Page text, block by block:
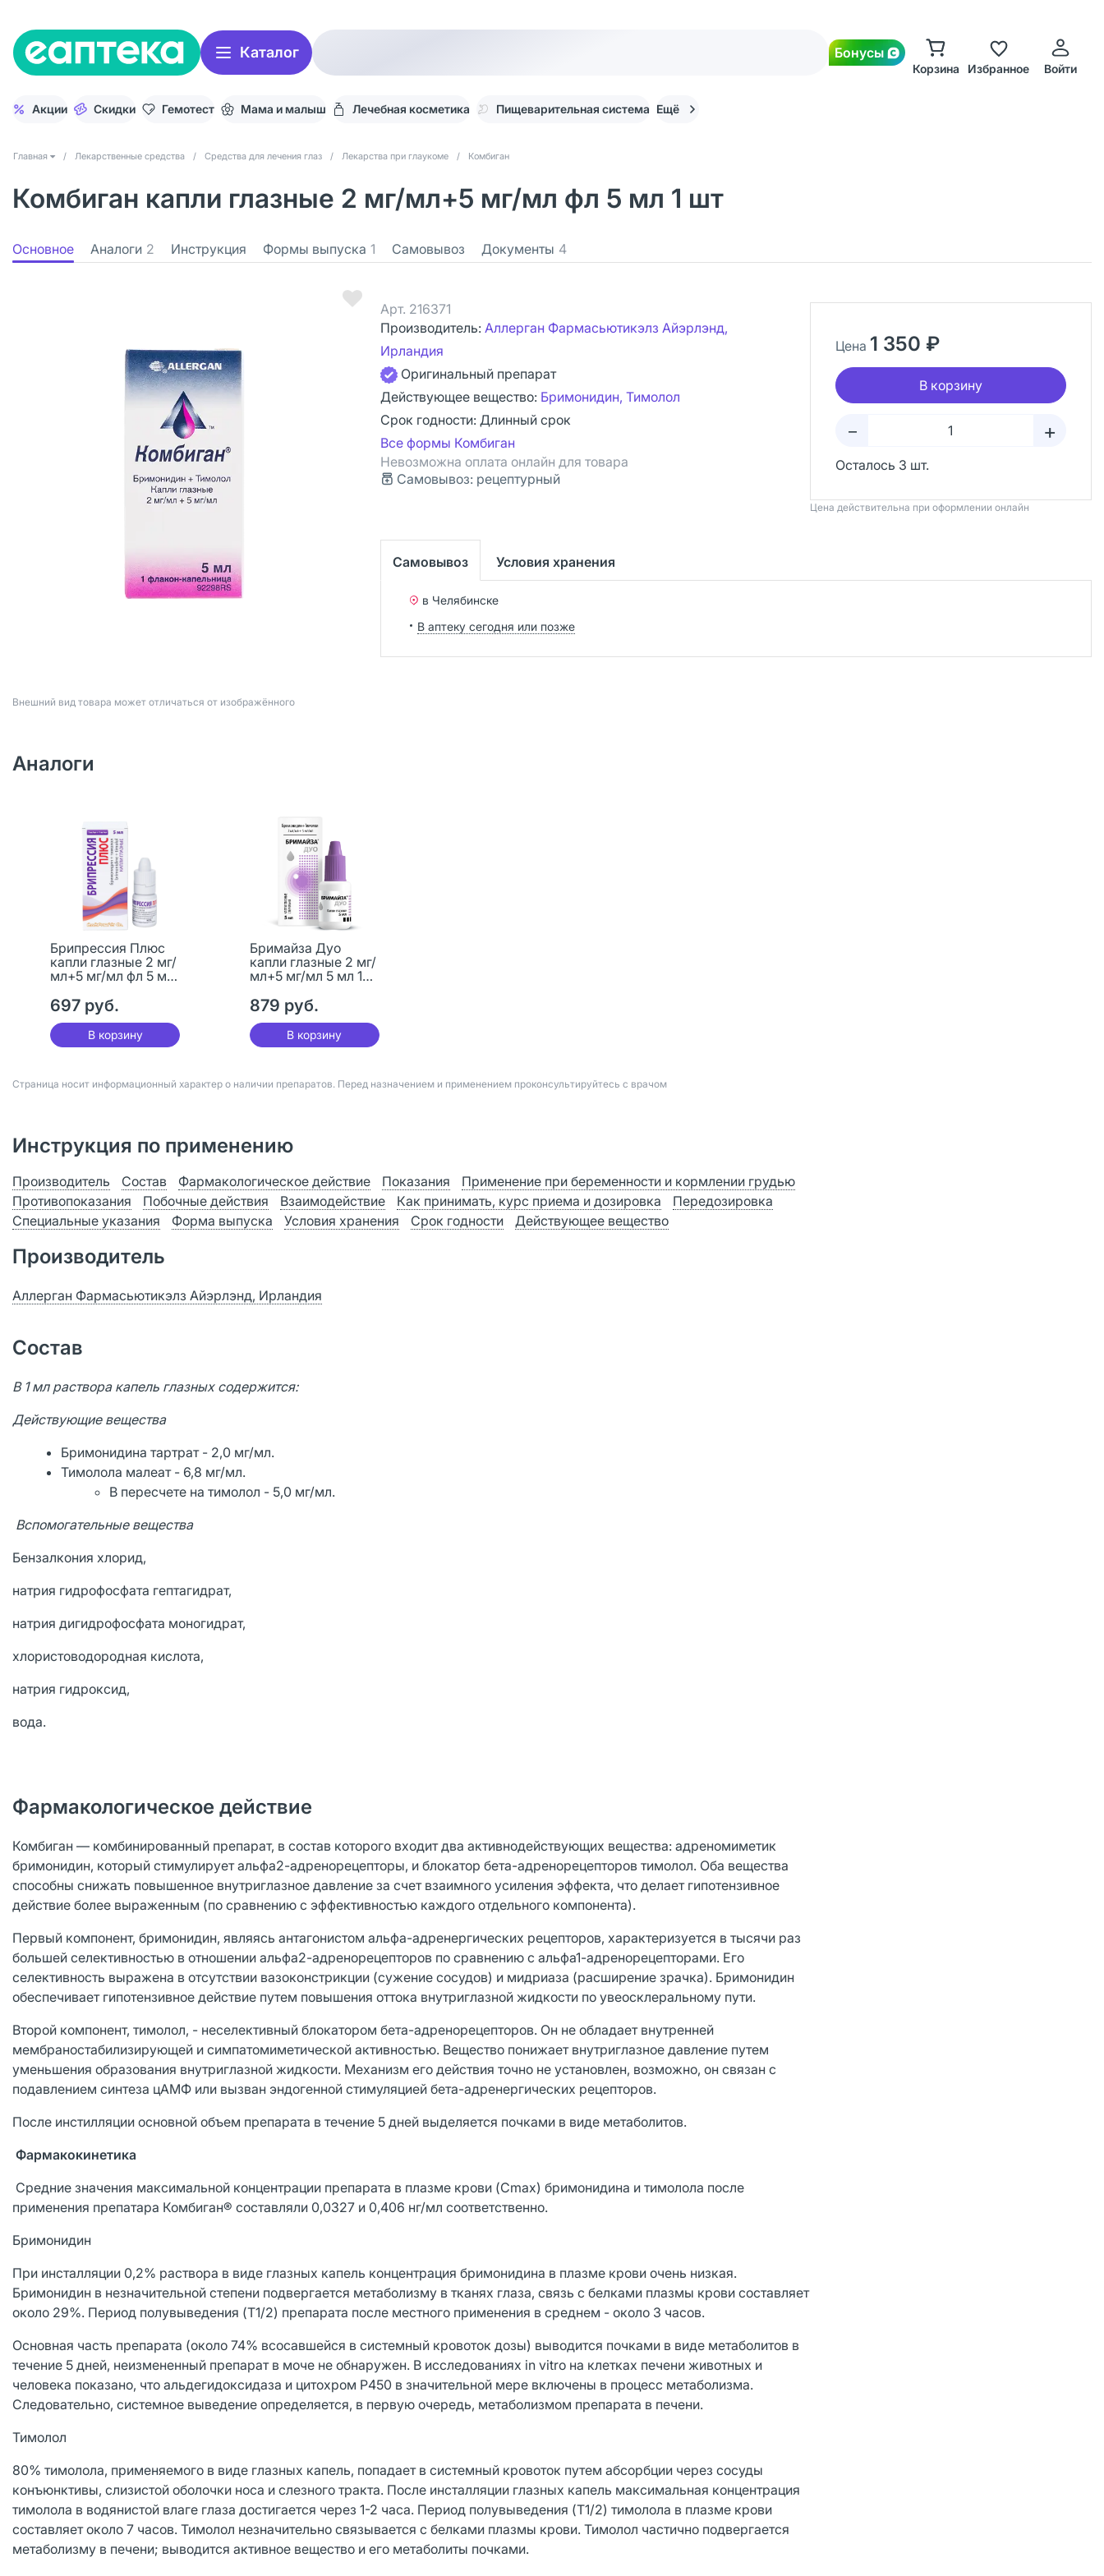
Каталог Бонусы
Корзина Избранное Войти
Акции Скидки Гемотест Мама и малыш Лечебная косметика Пищеварительная система Ещё
Главная / Лекарственные средства / Средства для лечения глаз / Лекарства при глаукоме / Комбиган
Комбиган капли глазные 2 мг/мл+5 мг/мл фл 5 мл 1 шт
Основное Аналоги 2 Инструкция Формы выпуска 1 Самовывоз Документы 4
Bнешний вид товара может отличаться от изображённого
Арт. 216371
Производитель: Аллерган Фармасьютикэлз Айэрлэнд,
Ирландия
Оригинальный препарат
Действующее вещество: Бримонидин, Тимолол
Срок годности: Длинный срок
Все формы Комбиган
Невозможна оплата онлайн для товара
Самовывоз: рецептурный
Цена 1 350 ₽
В корзину
– +
Осталось 3 шт.
Цена действительна при оформлении онлайн
Самовывоз Условия хранения
в Челябинске
В аптеку сегодня или позже
Аналоги
Брипрессия Плюс
капли глазные 2 мг/
мл+5 мг/мл фл 5 мл
697 руб.
В корзину
Бримайза Дуо
капли глазные 2 мг/
мл+5 мг/мл 5 мл 1
879 руб.
В корзину
Страница носит информационный характер о наличии препаратов. Перед назначением и применением проконсультируйтесь с врачом
Инструкция по применению
Производитель Состав Фармакологическое действие Показания
Применение при беременности и кормлении грудью
Противопоказания
Побочные действия Взаимодействие Как принимать, курс приема и дозировка
Передозировка
Специальные указания
Форма выпуска Условия хранения Срок годности Действующее вещество
Производитель
Аллерган Фармасьютикэлз Айэрлэнд, Ирландия
Состав
В 1 мл раствора капель глазных содержится:
Действующие вещества
Бримонидина тартрат - 2,0 мг/мл.
Тимолола малеат - 6,8 мг/мл.
В пересчете на тимолол - 5,0 мг/мл.
Вспомогательные вещества
Бензалкония хлорид,
натрия гидрофосфата гептагидрат,
натрия дигидрофосфата моногидрат,
хлористоводородная кислота,
натрия гидроксид,
вода.
Фармакологическое действие
Комбиган — комбинированный препарат, в состав которого входит два активнодействующих вещества: адреномиметик
бримонидин, который стимулирует альфа2-адренорецепторы, и блокатор бета-адренорецепторов тимолол. Оба вещества
способны снижать повышенное внутриглазное давление за счет взаимного усиления эффекта, что делает гипотензивное
действие более выраженным (по сравнению с эффективностью каждого отдельного компонента).
Первый компонент, бримонидин, являясь антагонистом альфа-адренергических рецепторов, характеризуется в тысячи раз
большей селективностью в отношении альфа2-адренорецепторов по сравнению с альфа1-адренорецепторами. Его
селективность выражена в отсутствии вазоконстрикции (сужение сосудов) и мидриаза (расширение зрачка). Бримонидин
обеспечивает гипотензивное действие путем повышения оттока внутриглазной жидкости по увеосклеральному пути.
Второй компонент, тимолол, - неселективный блокатором бета-адренорецепторов. Он не обладает внутренней
мембраностабилизирующей и симпатомиметической активностью. Вещество понижает внутриглазное давление путем
уменьшения образования внутриглазной жидкости. Механизм его действия точно не установлен, возможно, он связан с
подавлением синтеза цАМФ или вызван эндогенной стимуляцией бета-адренергических рецепторов.
После инстилляции основной объем препарата в течение 5 дней выделяется почками в виде метаболитов.
Фармакокинетика
Средние значения максимальной концентрации препарата в плазме крови (Cmax) бримонидина и тимолола после
применения препатара Комбиган® составляли 0,0327 и 0,406 нг/мл соответственно.
Бримонидин
При инсталляции 0,2% раствора в виде глазных капель концентрация бримонидина в плазме крови очень низкая.
Бримонидин в незначительной степени подвергается метаболизму в тканях глаза, связь с белками плазмы крови составляет
около 29%. Период полувыведения (T1/2) препарата после местного применения в среднем - около 3 часов.
Основная часть препарата (около 74% всосавшейся в системный кровоток дозы) выводится почками в виде метаболитов в
течение 5 дней, неизмененный препарат в моче не обнаружен. В исследованиях in vitro на клетках печени животных и
человека показано, что альдегидоксидаза и цитохром Р450 в значительной мере включены в процесс метаболизма.
Следовательно, системное выведение определяется, в первую очередь, метаболизмом препарата в печени.
Тимолол
80% тимолола, применяемого в виде глазных капель, попадает в системный кровоток путем абсорбции через сосуды
конъюнктивы, слизистой оболочки носа и слезного тракта. После инсталляции глазных капель максимальная концентрация
тимолола в водянистой влаге глаза достигается через 1-2 часа. Период полувыведения (T1/2) тимолола в плазме крови
составляет около 7 часов. Тимолол незначительно связывается с белками плазмы крови. Тимолол частично подвергается
метаболизму в печени; выводится активное вещество и его метаболиты почками.